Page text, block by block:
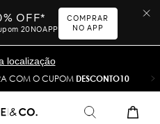
OFF*
20NOAPP
COMPRAR
NO APP
localização
COM O CUPOM DESCONTO10